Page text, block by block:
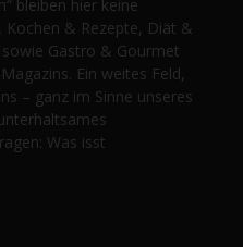
bleiben hier keine
Kochen & Rezepte, Diät &
Gastro & Gourmet
Ein weites Feld,
– ganz im Sinne unseres
Was isst